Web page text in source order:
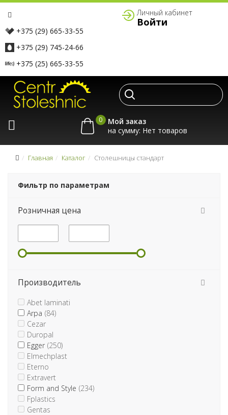
+375 (29) 665-33-55
+375 (29) 745-24-66
+375 (25) 665-33-55
Личный кабинет
Войти
0
Мой заказ
на сумму:
Главная Каталог Столешницы стандарт
Фильтр по параметрам
Розничная цена
Производитель
Abet laminati
Arpa (84)
Cezar
Duropal
Egger (250)
Elmechplast
Eterno
Extravert
Form and Style (234)
Fplastics
Gentas